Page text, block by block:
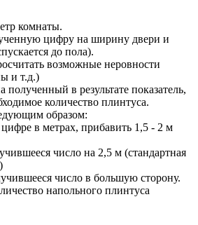
комнаты.
цифру на ширину двери и
до пола).
возможные неровности
и т.д.)
полученный в результате показатель,
количество плинтуса.
образом:
в метрах, прибавить 1,5 - 2 м
число на 2,5 м (стандартная
число в большую сторону.
напольного плинтуса